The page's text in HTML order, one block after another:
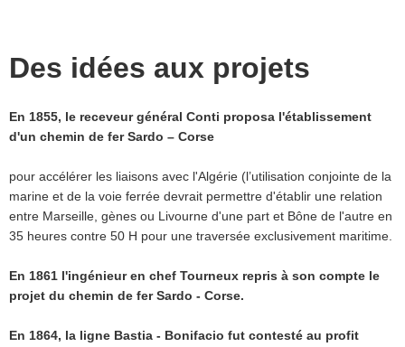
Des idées aux projets
En 1855, le receveur général Conti proposa l'établissement
d'un chemin de fer Sardo – Corse
pour accélérer les liaisons avec l'Algérie (l’utilisation conjointe de la
marine et de la voie ferrée devrait permettre d'établir une relation
entre Marseille, gènes ou Livourne d'une part et Bône de l'autre en
35 heures contre 50 H pour une traversée exclusivement maritime.
En 1861 l'ingénieur en chef Tourneux repris à son compte le
projet du chemin de fer Sardo - Corse.
En 1864, la ligne Bastia - Bonifacio fut contesté au profit